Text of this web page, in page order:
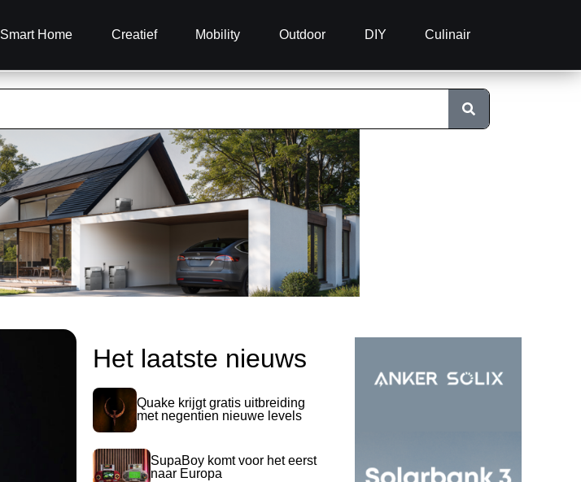
Smart Home Creatief Mobility Outdoor DIY Culinair
Het laatste nieuws
Quake krijgt gratis uitbreiding
met negentien nieuwe levels
SupaBoy komt voor het eerst
naar Europa